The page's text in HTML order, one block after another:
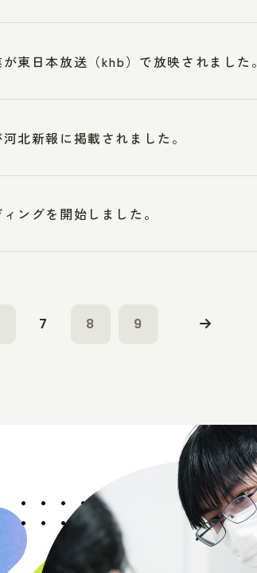
東日本放送（khb）で放映されました。
北新報に掲載されました。
ングを開始しました。
7 8 9